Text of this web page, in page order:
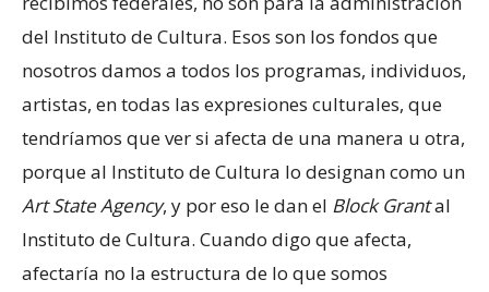
del Instituto de Cultura. Esos son los fondos que
nosotros damos a todos los programas, individuos,
artistas, en todas las expresiones culturales, que
tendríamos que ver si afecta de una manera u otra,
porque al Instituto de Cultura lo designan como un
Art State Agency, y por eso le dan el Block Grantal
Instituto de Cultura. Cuando digo que afecta,
afectaría no la estructura de lo que somos